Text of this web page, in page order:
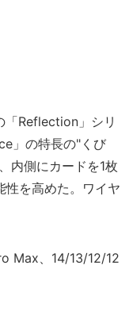
Reflection」シリ
」の特長の"くび
内側にカードを1枚
性を高めた。ワイヤ
Max、14/13/12/12